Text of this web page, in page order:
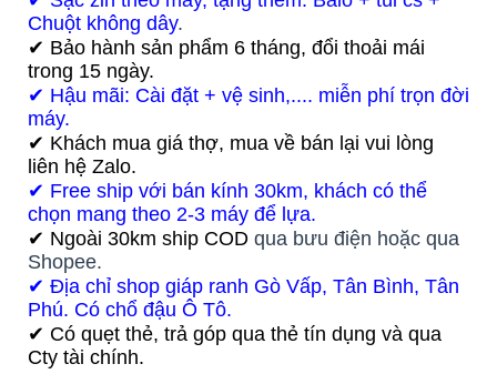
Tạm hết hàng
LaptopNSC luôn đặt tiêu chí
✔ Chất lượng hơn số lượng, ghi rõ tình trạng
từng máy, chụp hình thật.
✔ Cam kết: Ship trực tiếp từ Mỹ, không bán hàng
sửa chữa.
✔ Sạc zin theo máy, tặng thêm: Balo + túi cs +
Chuột không dây.
✔ Bảo hành sản phẩm 6 tháng, đổi thoải mái
trong 15 ngày.
✔ Hậu mãi: Cài đặt + vệ sinh,.... miễn phí trọn đời
máy.
✔ Khách mua giá thợ, mua về bán lại vui lòng
liên hệ Zalo.